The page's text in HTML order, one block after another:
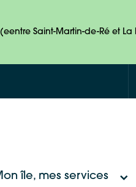
Saint-Martin-de-Ré et La
île, mes services